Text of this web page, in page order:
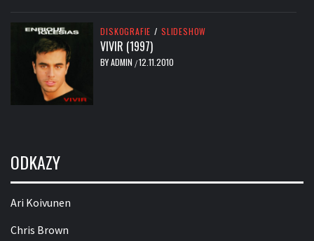
DISKOGRAFIE / SLIDESHOW
VIVIR (1997)
BYADMIN /12.11.2010
ODKAZY
Ari Koivunen
Chris Brown